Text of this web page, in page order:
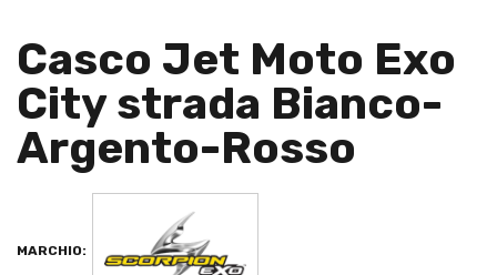
Casco Jet Moto Exo
City strada Bianco-
Argento-Rosso
MARCHIO: